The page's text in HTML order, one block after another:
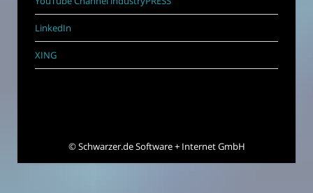
LinkedIn
XING
©Schwarzer.de Software + Internet GmbH